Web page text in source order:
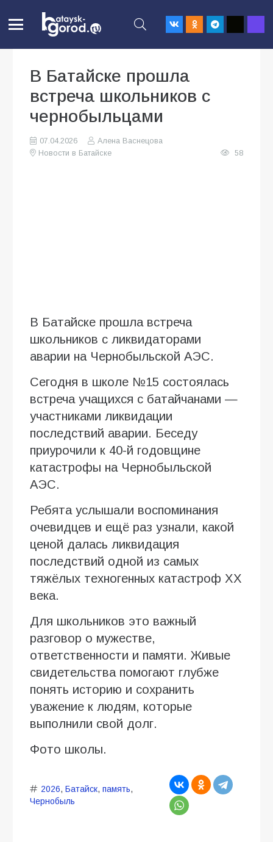
В Батайске прошла
встреча школьников с
чернобыльцами
07.04.2026
Алена Васнецова
Новости в Батайске
58
В Батайске прошла встреча
школьников с ликвидаторами
аварии на Чернобыльской АЭС.
Сегодня в школе №15 состоялась
встреча учащихся с батайчанами —
участниками ликвидации
последствий аварии. Беседу
приурочили к 40-й годовщине
катастрофы на Чернобыльской
АЭС.
Ребята услышали воспоминания
очевидцев и ещё раз узнали, какой
ценой далась ликвидация
последствий одной из самых
тяжёлых техногенных катастроф XX
века.
Для школьников это важный
разговор о мужестве,
ответственности и памяти. Живые
свидетельства помогают глубже
понять историю и сохранить
уважение к людям, которые
выполнили свой долг.
Фото школы.
2026, Батайск, память,
Чернобыль